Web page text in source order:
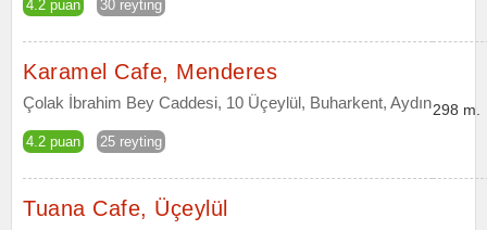
4.2 puan 30 reyting
Karamel Cafe, Menderes
Çolak İbrahim Bey Caddesi, 10 Üçeylül, Buharkent, Aydın
4.2 puan 25 reyting
298 m.
Tuana Cafe, Üçeylül